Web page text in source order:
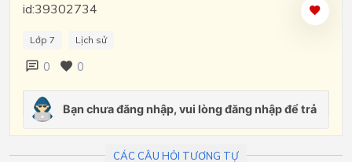
id:39302734
Lớp 7 Lịch sử
0 0
CÁC CÂU HỎI TƯƠNG TỰ